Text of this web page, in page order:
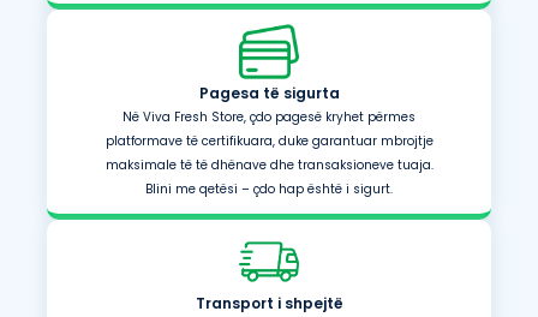
Pagesa të sigurta
Në Viva Fresh Store, çdo pagesë kryhet përmes
platformave të certifikuara, duke garantuar mbrojtje
maksimale të të dhënave dhe transaksioneve tuaja.
Blini me qetësi – çdo hap është i sigurt.
Transport i shpejtë